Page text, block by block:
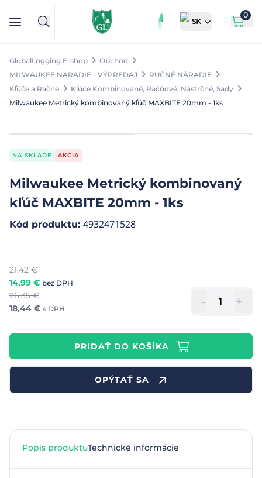
SK
0
GlobalLogging E-shop
Obchod
MILWAUKEE NÁRADIE - VÝPREDAJ
RUČNÉ NÁRADIE
Kľúče a Račne
Kľúče Kombinované, Račňové, Nástrčné, Sady
Milwaukee Metrický kombinovaný kľúč MAXBITE 20mm - 1ks
NA SKLADE AKCIA
Milwaukee Metrický kombinovaný
kľúč MAXBITE 20mm - 1ks
Kód produktu: 4932471528
21,42€
14,99 € bez DPH
26,35€
18,44 € s DPH - +
PRIDAŤ DO KOŠÍKA
OPÝTAŤ SA
Popis produktuTechnické informácie